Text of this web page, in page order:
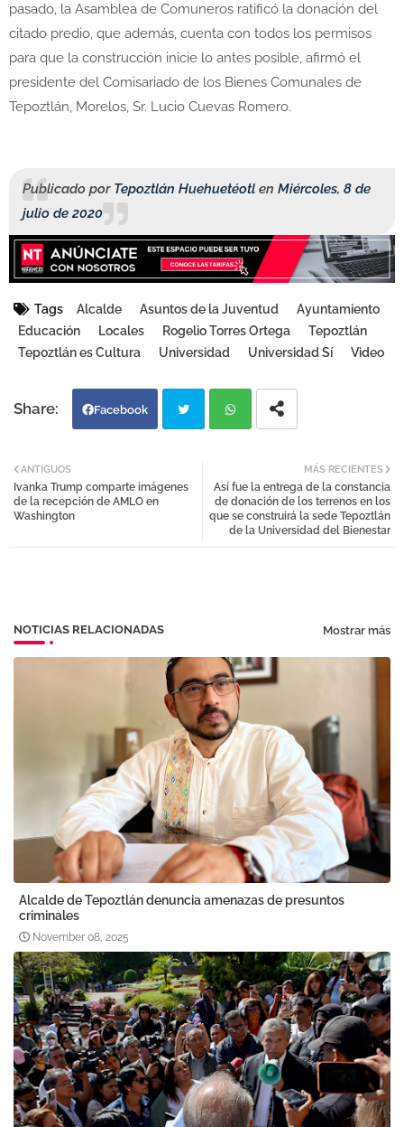
pasado, la Asamblea de Comuneros ratificó la donación del
citado predio, que además, cuenta con todos los permisos
para que la construcción inicie lo antes posible, afirmó el
presidente del Comisariado de los Bienes Comunales de
Tepoztlán, Morelos, Sr. Lucio Cuevas Romero.
Publicado por Tepoztlán Huehuetéotl en Miércoles, 8 de
julio de 2020
Tags Alcalde Asuntos de la Juventud
Ayuntamiento
Educación
Locales Rogelio Torres Ortega
Tepoztlán
Tepoztlán es Cultura
Universidad Universidad Sí Video
Facebook
tter atsa
pp
MÁS RECIENTES
Así fue la entrega de la constancia
de donación de los terrenos en los
que se construirá la sede Tepoztlán
de la Universidad del Bienestar
ANTIGUOS
Ivanka Trump comparte imágenes
de la recepción de AMLO en
Washington
NOTICIAS RELACIONADAS Mostrar más
Alcalde de Tepoztlán denuncia amenazas de presuntos
criminales
November 08, 2025